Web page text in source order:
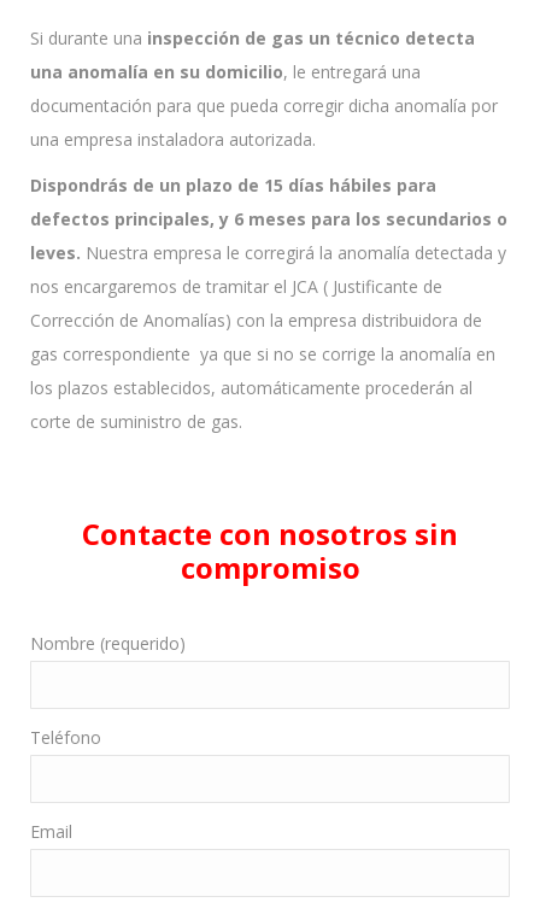
Si durante una inspección de gas un técnico detecta
una anomalía en su domicilio, le entregará una
documentación para que pueda corregir dicha anomalía por
una empresa instaladora autorizada.
Dispondrás de un plazo de 15 días hábiles para
defectos principales, y 6 meses para los secundarios o
leves. Nuestra empresa le corregirá la anomalía detectada y
nos encargaremos de tramitar el JCA ( Justificante de
Corrección de Anomalías) con la empresa distribuidora de
gas correspondiente ya que si no se corrige la anomalía en
los plazos establecidos, automáticamente procederán al
corte de suministro de gas.
Contacte con nosotros sin
compromiso
Nombre (requerido)
Teléfono
Email